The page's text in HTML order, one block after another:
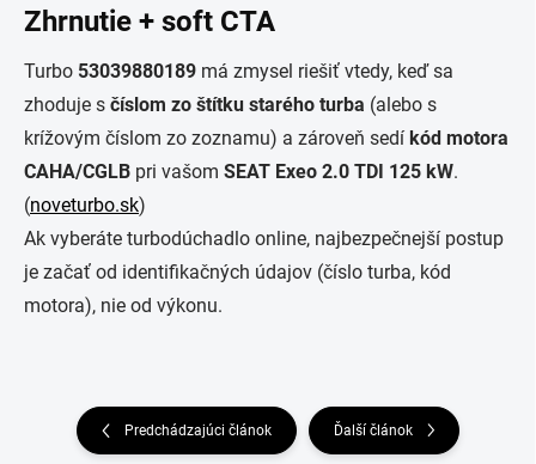
Zhrnutie + soft CTA
Turbo 53039880189 má zmysel riešiť vtedy, keď sa
zhoduje s číslom zo štítku starého turba (alebo s
krížovým číslom zo zoznamu) a zároveň sedí kód motora
CAHA/CGLB pri vašom SEAT Exeo 2.0 TDI 125 kW.
(noveturbo.sk)
Ak vyberáte turbodúchadlo online, najbezpečnejší postup
je začať od identifikačných údajov (číslo turba, kód
motora), nie od výkonu.
Predchádzajúci článok Ďalší článok